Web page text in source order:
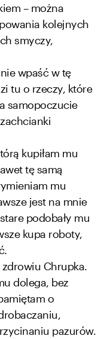
– można
kolejnych
smyczy,
wpaść w tę
tu o rzeczy, które
samopoczucie
kupiłam mu
tę samą
mu
jest na mnie
podobały mu
kupa roboty,
Chrupka.
dolega, bez
o
pazurów.